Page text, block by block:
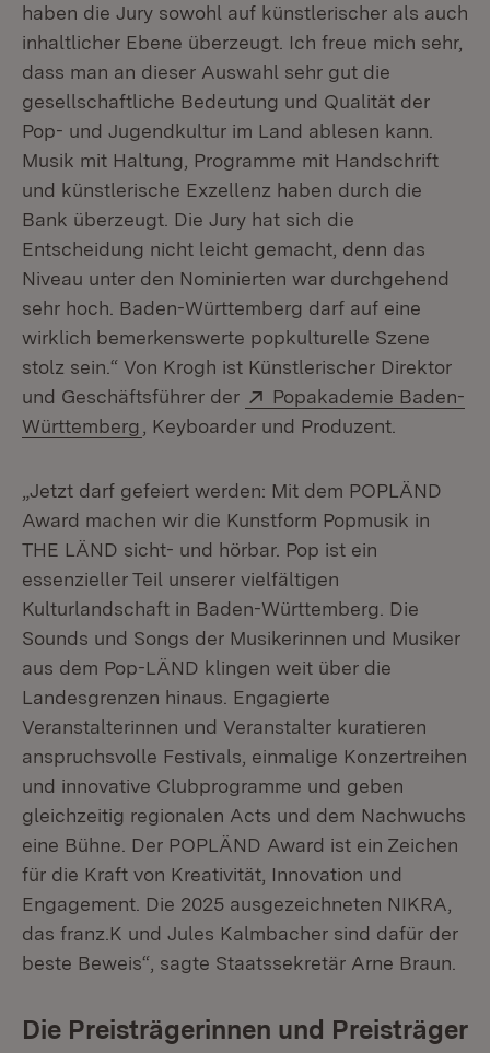
haben die Jury sowohl auf künstlerischer als auch
inhaltlicher Ebene überzeugt. Ich freue mich sehr,
dass man an dieser Auswahl sehr gut die
gesellschaftliche Bedeutung und Qualität der
Pop- und Jugendkultur im Land ablesen kann.
Musik mit Haltung, Programme mit Handschrift
und künstlerische Exzellenz haben durch die
Bank überzeugt. Die Jury hat sich die
Entscheidung nicht leicht gemacht, denn das
Niveau unter den Nominierten war durchgehend
sehr hoch. Baden-Württemberg darf auf eine
wirklich bemerkenswerte popkulturelle Szene
stolz sein.“ Von Krogh ist Künstlerischer Direktor
und Geschäftsführer der
Extern:
Popakademie Baden-
Württemberg (Öffnet in neuem Fenster)
, Keyboarder und Produzent.
„Jetzt darf gefeiert werden: Mit dem POPLÄND
Award machen wir die Kunstform Popmusik in
THE LÄND sicht- und hörbar. Pop ist ein
essenzieller Teil unserer vielfältigen
Kulturlandschaft in Baden-Württemberg. Die
Sounds und Songs der Musikerinnen und Musiker
aus dem Pop-LÄND klingen weit über die
Landesgrenzen hinaus. Engagierte
Veranstalterinnen und Veranstalter kuratieren
anspruchsvolle Festivals, einmalige Konzertreihen
und innovative Clubprogramme und geben
gleichzeitig regionalen Acts und dem Nachwuchs
eine Bühne. Der POPLÄND Award ist ein Zeichen
für die Kraft von Kreativität, Innovation und
Engagement. Die 2025 ausgezeichneten NIKRA,
das franz.K und Jules Kalmbacher sind dafür der
beste Beweis“, sagte Staatssekretär Arne Braun.
Die Preisträgerinnen und Preisträger